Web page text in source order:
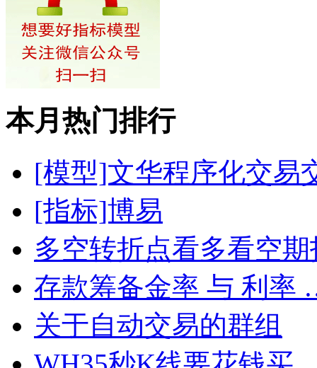
本月热门排行
[模型]文华程序化交
[指标]博易
多空转折点看多看空
存款筹备金率 与 利率
关于自动交易的群组